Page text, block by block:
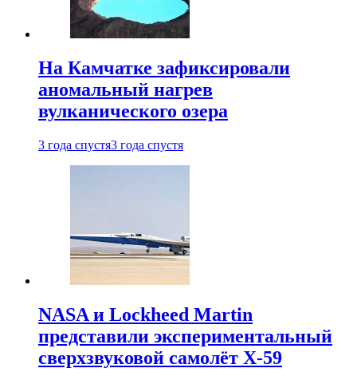
На Камчатке зафиксировали
аномальный нагрев
вулканического озера
3 года спустя3 года спустя
NASA и Lockheed Martin
представили экспериментальный
сверхзвуковой самолёт X-59